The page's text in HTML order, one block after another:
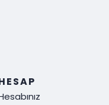
bizim için her şeyden
bizim için her şey